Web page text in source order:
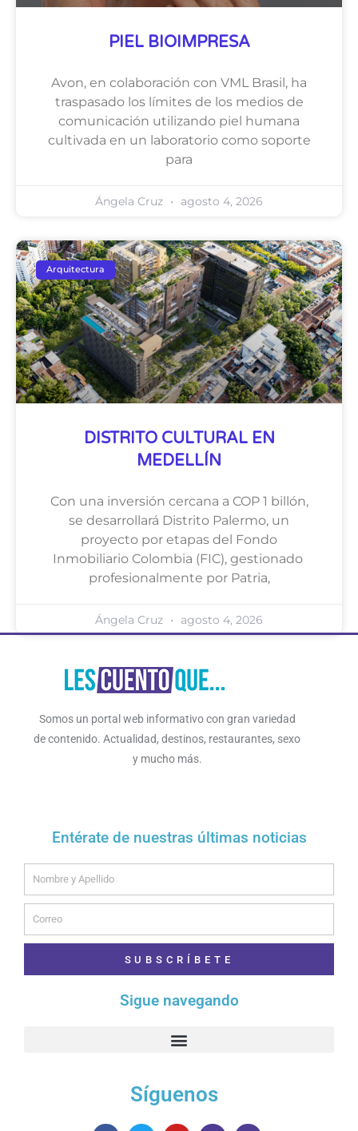
PIEL BIOIMPRESA
Avon, en colaboración con VML Brasil, ha
traspasado los límites de los medios de
comunicación utilizando piel humana
cultivada en un laboratorio como soporte
para
Ángela Cruz agosto 4, 2026
Arquitectura
DISTRITO CULTURAL EN
MEDELLÍN
Con una inversión cercana a COP 1 billón,
se desarrollará Distrito Palermo, un
proyecto por etapas del Fondo
Inmobiliario Colombia (FIC), gestionado
profesionalmente por Patria,
Ángela Cruz agosto 4, 2026
Somos un portal web informativo con gran variedad
de contenido. Actualidad, destinos, restaurantes, sexo
y mucho más.
Entérate de nuestras últimas noticias
SUBSCRÍBETE
Sigue navegando
Síguenos
F T Y I T